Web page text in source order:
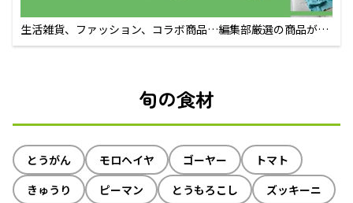
生活雑貨、ファッション、コラボ商品…編集部厳選の商品が買
えるECサイト
旬の食材
とうがん モロヘイヤ ゴーヤー
トマト
きゅうり
ピーマン とうもろこし ズッキーニ